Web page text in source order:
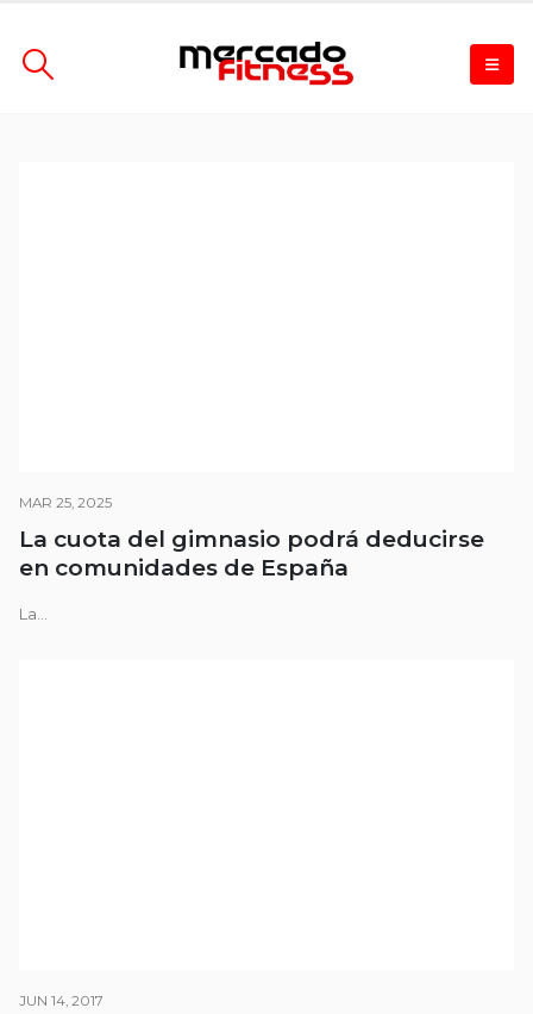
MAR 25, 2025
La cuota del gimnasio podrá deducirse
en comunidades de España
La...
JUN 14, 2017